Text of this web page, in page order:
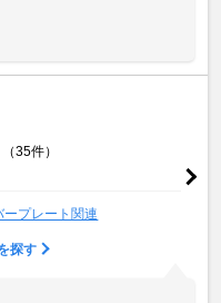
（35件）
ープレート関連
探す